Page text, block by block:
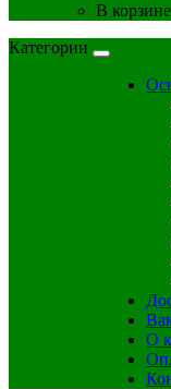
В
Категории
О